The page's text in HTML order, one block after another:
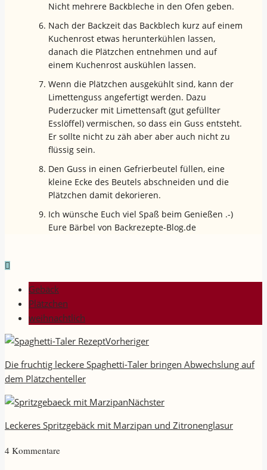
Nicht mehrere Backbleche in den Ofen geben.
Nach der Backzeit das Backblech kurz auf einem
Kuchenrost etwas herunterkühlen lassen,
danach die Plätzchen entnehmen und auf
einem Kuchenrost auskühlen lassen.
Wenn die Plätzchen ausgekühlt sind, kann der
Limettenguss angefertigt werden. Dazu
Puderzucker mit Limettensaft (gut gefüllter
Esslöffel) vermischen, so dass ein Guss entsteht.
Er sollte nicht zu zäh aber aber auch nicht zu
flüssig sein.
Den Guss in einen Gefrierbeutel füllen, eine
kleine Ecke des Beutels abschneiden und die
Plätzchen damit dekorieren.
Ich wünsche Euch viel Spaß beim Genießen .-)
Eure Bärbel von Backrezepte-Blog.de
Gebäck
Plätzchen
weihnachtlich
Vorheriger
Die fruchtig leckere Spaghetti-Taler bringen Abwechslung auf
dem Plätzchenteller
Nächster
Leckeres Spritzgebäck mit Marzipan und Zitronenglasur
4 Kommentare